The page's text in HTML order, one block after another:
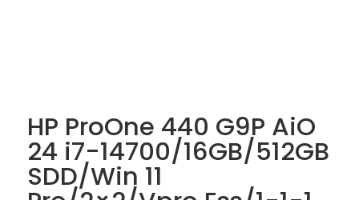
HP ProOne 440 G9P AiO
24 i7-14700/16GB/512GB
SDD/Win 11